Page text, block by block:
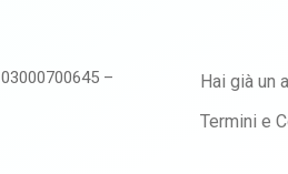
Hai già un
Termini e
–